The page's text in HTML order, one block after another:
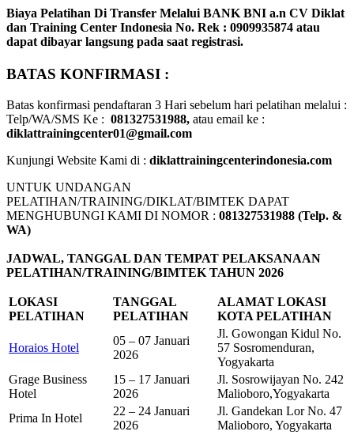
Biaya Pelatihan Di Transfer Melalui BANK BNI a.n CV Diklat
dan Training Center Indonesia No. Rek : 0909935874 atau
dapat dibayar langsung pada saat registrasi.
BATAS KONFIRMASI :
Batas konfirmasi pendaftaran 3 Hari sebelum hari pelatihan melalui :
Telp/WA/SMS Ke : 081327531988, atau email ke :
diklattrainingcenter01@gmail.com
Kunjungi Website Kami di : diklattrainingcenterindonesia.com
UNTUK UNDANGAN
PELATIHAN/TRAINING/DIKLAT/BIMTEK DAPAT
MENGHUBUNGI KAMI DI NOMOR : 081327531988 (Telp. &
WA)
JADWAL, TANGGAL DAN TEMPAT PELAKSANAAN
PELATIHAN/TRAINING/BIMTEK TAHUN 2026
LOKASI
PELATIHAN
TANGGAL
PELATIHAN
ALAMAT LOKASI
KOTA PELATIHAN
Horaios Hotel
05 – 07 Januari
2026
Jl. Gowongan Kidul No.
57 Sosromenduran,
Yogyakarta
Grage Business
Hotel
15 – 17 Januari
2026
Jl. Sosrowijayan No. 242
Malioboro,Yogyakarta
Prima In Hotel
22 – 24 Januari
2026
Jl. Gandekan Lor No. 47
Malioboro, Yogyakarta